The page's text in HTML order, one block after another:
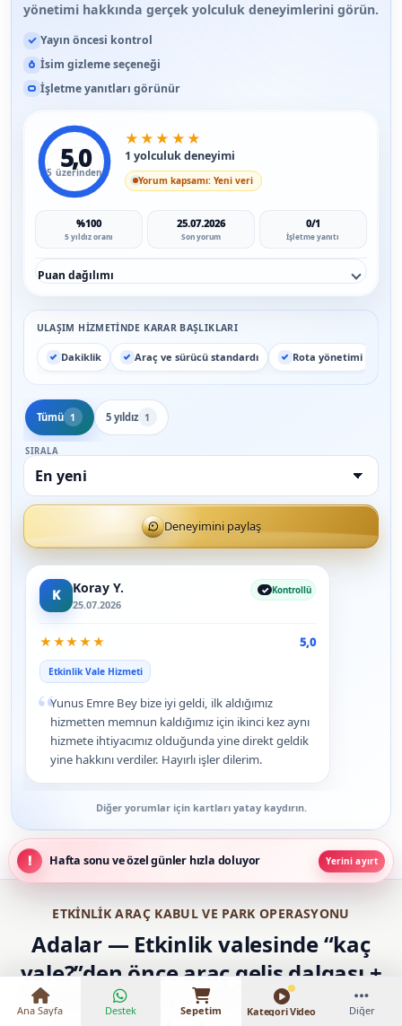
yönetimi hakkında gerçek yolculuk deneyimlerini görün.
Yayın öncesi kontrol
İsim gizleme seçeneği
İşletme yanıtları görünür
5,0
5 üzerinden
★ ★ ★ ★ ★
1 yolculuk deneyimi
Yorum kapsamı: Yeni veri
%100
5 yıldız oranı
25.07.2026
Son yorum
0/1
İşletme yanıtı
Puan dağılımı
ULAŞIM HIZMETINDE KARAR BAŞLIKLARI
Dakiklik Araç ve sürücü standardı Rota yönetimi
Tümü 1 5 yıldız 1
SIRALA
Deneyimini paylaş
K Koray Y.
25.07.2026
Kontrollü
★★★★★ 5,0
Etkinlik Vale Hizmeti
“Yunus Emre Bey bize iyi geldi, ilk aldığımız
hizmetten memnun kaldığımız için ikinci kez aynı
hizmete ihtiyacımız olduğunda yine direkt geldik
yine hakkını verdiler. Hayırlı işler dilerim.
Diğer yorumlar için kartları yatay kaydırın.
ETKINLIK ARAÇ KABUL VE PARK OPERASYONU
Adalar — Etkinlik valesinde “kaç
vale?”den önce araç geliş dalgası +
anahtar zinciri + park kapasitesini
₺42.000 – ₺110.000
Hafta sonu ve özel günler hızla doluyor Yerini ayırt
Ana Sayfa Destek Sepetim Kategori Video Diğer